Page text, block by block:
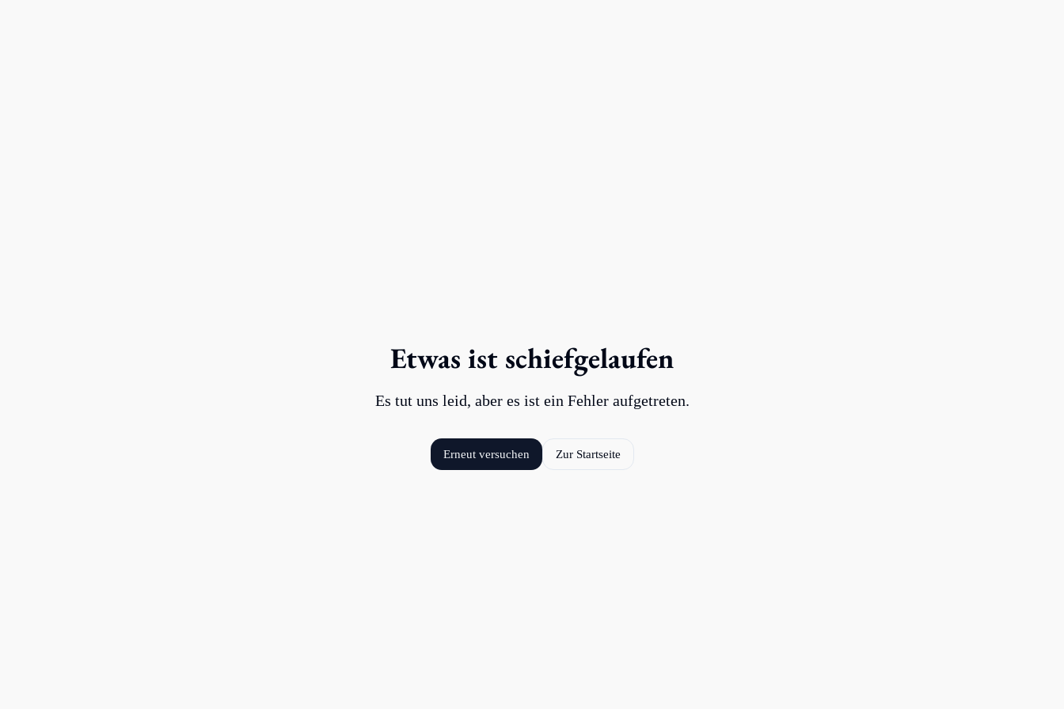
Etwas ist schiefgelaufen
Es tut uns leid, aber es ist ein Fehler aufgetreten.
Erneut versuchen Zur Startseite